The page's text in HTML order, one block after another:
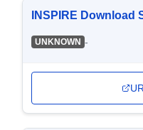
INSPIRE Download
UNKNOWN -